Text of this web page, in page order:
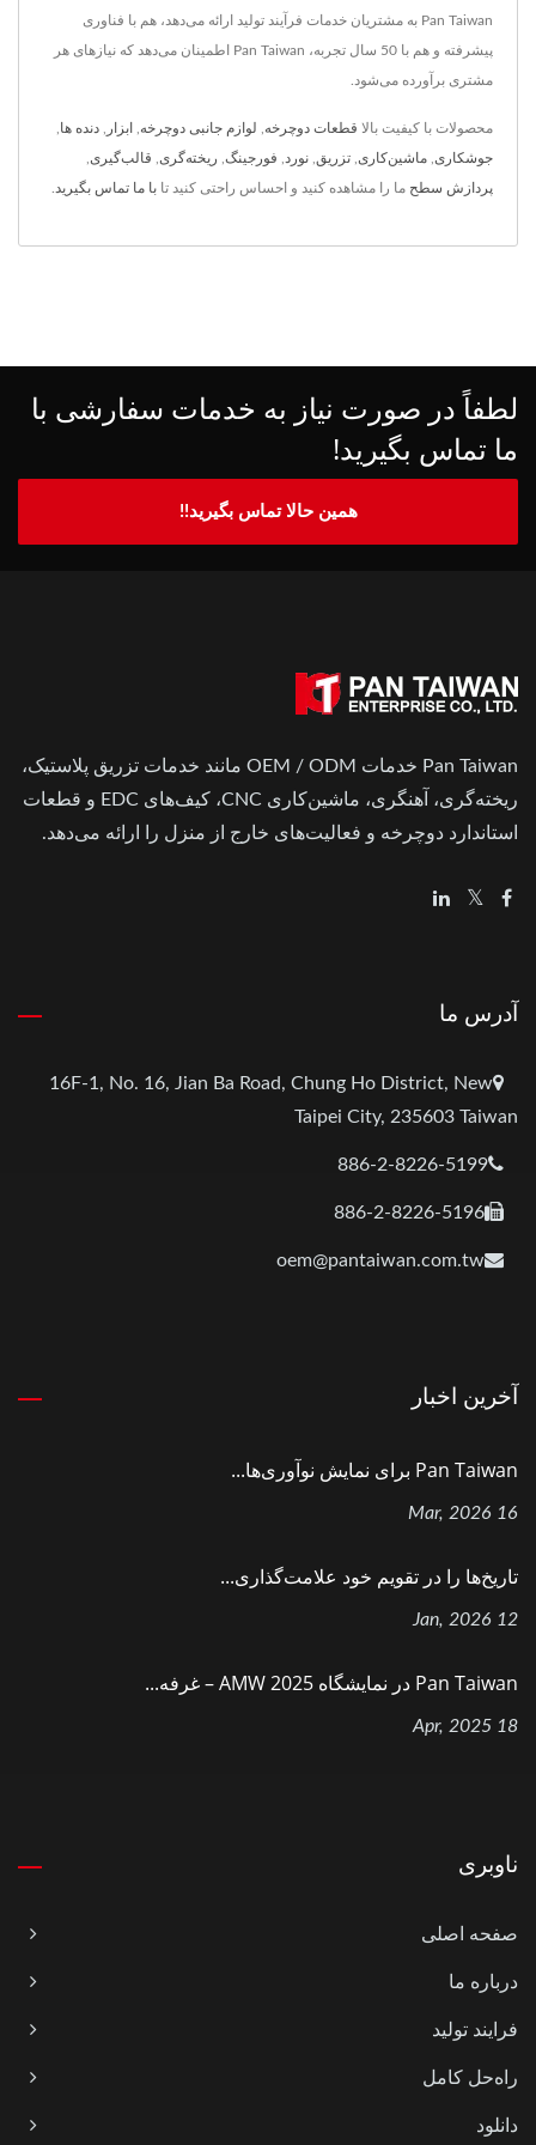
Pan Taiwan به مشتریان خدمات فرآیند تولید ارائه می‌دهد، هم با فناوری
پیشرفته و هم با 50 سال تجربه، Pan Taiwan اطمینان می‌دهد که نیازهای هر
مشتری برآورده می‌شود.
محصولات با کیفیت بالا قطعات دوچرخه لوازم جانبی دوچرخه ابزار دنده ها
جوشکاری ماشین‌کاری تزریق نورد فورجینگ ریخته‌گری قالب‌گیری
پردازش سطح ما را مشاهده کنید و احساس راحتی کنید تا با ما تماس بگیرید
لطفاً در صورت نیاز به خدمات سفارشی با
ما تماس بگیرید!
همین حالا تماس بگیرید!!
Pan Taiwan خدمات OEM / ODM مانند خدمات تزریق پلاستیک،
ریخته‌گری، آهنگری، ماشین‌کاری CNC، کیف‌های EDC و قطعات
استاندارد دوچرخه و فعالیت‌های خارج از منزل را ارائه می‌دهد.
آدرس ما
16F-1, No. 16, Jian Ba Road, Chung Ho District, New
Taipei City, 235603 Taiwan
886-2-8226-5199
886-2-8226-5196
oem@pantaiwan.com.tw
آخرین اخبار
Pan Taiwan برای نمایش نوآوری‌ها...
16 Mar, 2026
تاریخ‌ها را در تقویم خود علامت‌گذاری...
12 Jan, 2026
Pan Taiwan در نمایشگاه AMW 2025 – غرفه...
18 Apr, 2025
ناوبری
صفحه اصلی
درباره ما
فرایند تولید
راه‌حل کامل
دانلود